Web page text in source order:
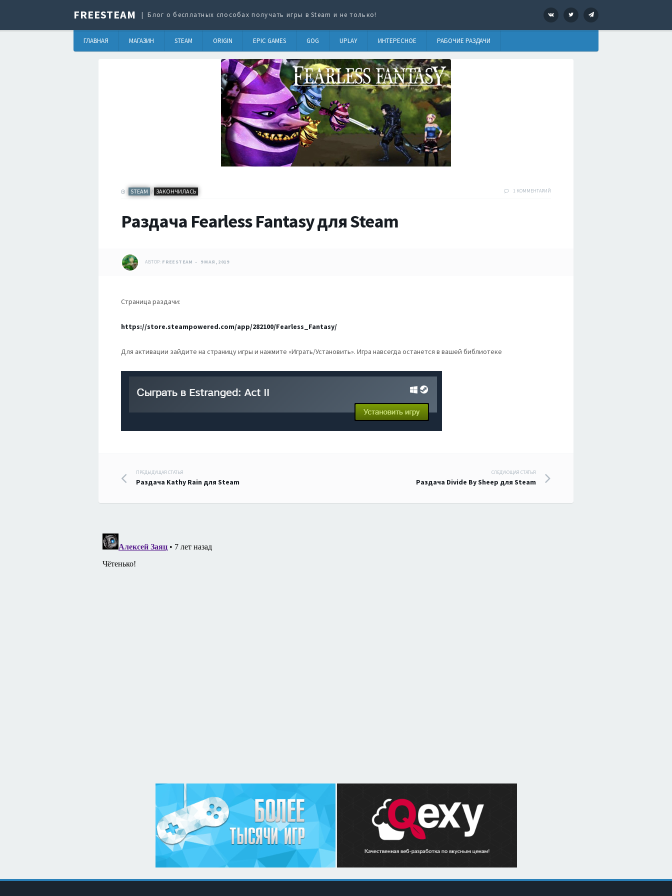
FREESTEAM Блог о бесплатных способах получать игры в Steam и не только! VK Twitter
ГЛАВНАЯ МАГАЗИН STEAM ORIGIN EPIC GAMES GOG UPLAY ИНТЕРЕСНОЕ РАБОЧИЕ РАЗДАЧИ
STEAM / ЗАКОНЧИЛАСЬ 1 КОММЕНТАРИЙ
Раздача Fearless Fantasy для Steam
АВТОР: FREESTEAM 9 МАЯ, 2019
Страница раздачи:
https://store.steampowered.com/app/282100/Fearless_Fantasy/
Для активации зайдите на страницу игры и нажмите «Играть/Установить». Игра навсегда останется в вашей библиотеке
Навигация
по
ПРЕДЫДУЩАЯ СТАТЬЯ
Раздача Kathy Rain для Steam
СЛЕДУЮЩАЯ СТАТЬЯ
Раздача Divide By Sheep для Steam